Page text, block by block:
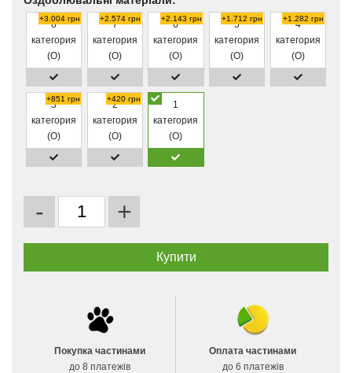
8
категория
(O)
+3.004 грн
7
категория
(O)
+2.574 грн
6
категория
(O)
+2.143 грн
5
категория
(O)
+1.712 грн
4
категория
(O)
+1.282 грн
3
категория
(O)
+851 грн
2
категория
(O)
+420 грн
1
категория
(O)
- +
Покупка частинами
до 8 платежів
Оплата частинами
до 6 платежів